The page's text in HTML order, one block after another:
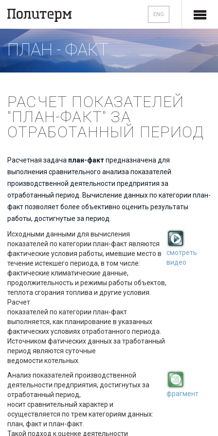
ENG
ПЛАН - ФАКТ
РАСЧЕТ ПОКАЗАТЕЛЕЙ
"ПЛАН-ФАКТ" ЗА
ОТРАБОТАННЫЙ ПЕРИОД
Расчетная задача план-фактпредназначена для
выполнения сравнительного анализа показателей
производственной деятельности предприятия за
отработанный период. Вычисление данных по категории план-
факт позволяет более объективно оценить результаты
работы, достигнутые за период.
Исходными данными для вычисления
показателей по категории план-факт являются
фактические условия работы, имевшие место в
течение истекшего периода, в том числе:
фактические климатические данные,
продолжительность и режимы работы объектов,
теплота сгорания топлива и другие условия.
Расчет
показателей по категории план-факт
выполняется, как планирование в указанных
фактических условиях отработанного периода.
Источником фатических данных за тработанный
период являются суточные
ведомости котельных.
смотреть
видео
Анализ показателей производственной
деятельности предприятия, достигнутых за
отработанный период,
носит сравнительный характер и
осуществляется по трем категориям данных:
план, факт и план-факт.
Такой подход к оценке деятельности
фрагмент